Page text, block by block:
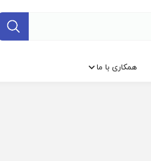
همکاری با ما